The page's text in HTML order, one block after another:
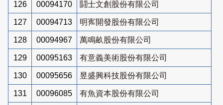
126 00094170 鬪士文創股份有限公司
127 00094713 明寯開發股份有限公司
128 00094967 萬鳴畝股份有限公司
129 00095163 有意義美術股份有限公司
130 00095656 昱盛興科技股份有限公司
131 00096085 有魚資本股份有限公司